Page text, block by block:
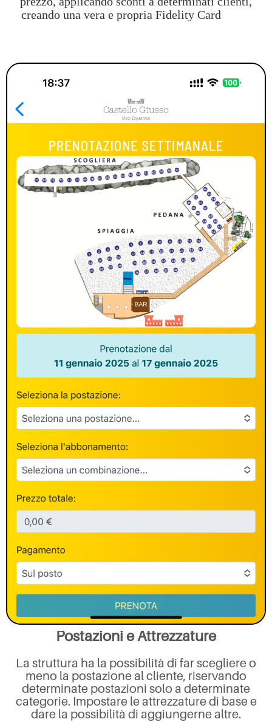
creando una vera e propria Fidelity Card
Postazioni e Attrezzature
La struttura ha la possibilità di far scegliere o
meno la postazione al cliente, riservando
determinate postazioni solo a determinate
categorie. Impostare le attrezzature di base e
dare la possibilità di aggiungerne altre.